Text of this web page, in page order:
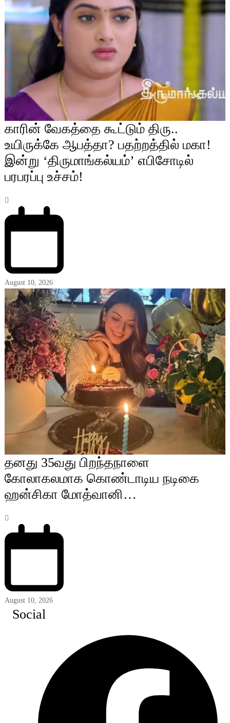
காரின் வேகத்தை கூட்டும் திரு..
உயிருக்கே ஆபத்தா? பதற்றத்தில் மகா!
இன்று ‘திருமாங்கல்யம்’ எபிசோடில்
பரபரப்பு உச்சம்!
August 10, 2026
தனது 35வது பிறந்தநாளை
கோலாகலமாக கொண்டாடிய நடிகை
ஹன்சிகா மோத்வானி…
August 10, 2026
Social